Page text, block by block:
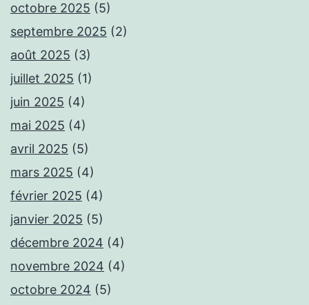
octobre 2025 (5)
septembre 2025 (2)
août 2025 (3)
juillet 2025 (1)
juin 2025 (4)
mai 2025 (4)
avril 2025 (5)
mars 2025 (4)
février 2025 (4)
janvier 2025 (5)
décembre 2024 (4)
novembre 2024 (4)
octobre 2024 (5)